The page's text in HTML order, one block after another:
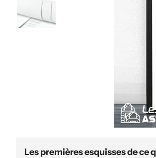
Les premières esquisses de ce